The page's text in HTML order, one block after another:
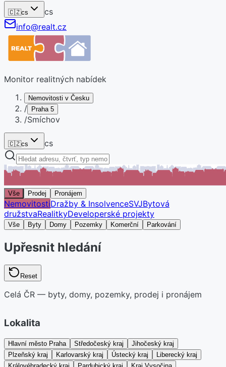
🇨🇿cs
cs
info@realt.cz
Monitor realitných nabídek
Nemovitosti v Česku
/ Praha 5
/Smíchov
🇨🇿cs cs
Vše Prodej Pronájem
NemovitostiDražby & InsolvenceSVJBytová
družstvaRealitkyDeveloperské projekty
Vše Byty Domy Pozemky Komerční Parkování
Upřesnit hledání
Reset
Celá ČR — byty, domy, pozemky, prodej i pronájem
Lokalita
Hlavní město Praha Středočeský kraj
Jihočeský kraj
Plzeňský kraj
Karlovarský kraj Ústecký kraj
Liberecký kraj